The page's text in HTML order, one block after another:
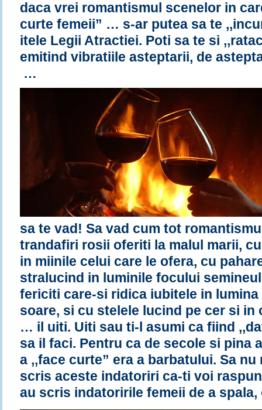
daca vrei romantismul scenelor in
curte femeii” … s-ar putea sa te
itele Legii Atractiei. Poti sa te si
emitind vibratiile asteptarii, de
…
sa te vad! Sa vad cum tot
trandafiri rosii oferiti la malul marii,
in miinile celui care le ofera, cu
stralucind in luminile focului
fericiti care-si ridica iubitele in lumina
soare, si cu stelele lucind pe cer si in
… il uiti. Uiti sau ti-l asumi ca fiind
sa il faci. Pentru ca de secole si pina
a ,,face curte” era a barbatului. Sa
scris aceste indatoriri ca-ti voi
au scris indatoririle femeii de a spala,